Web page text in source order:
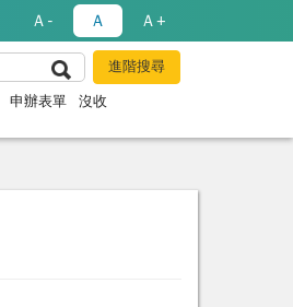
Ａ- Ａ Ａ+
申辦表單 沒收